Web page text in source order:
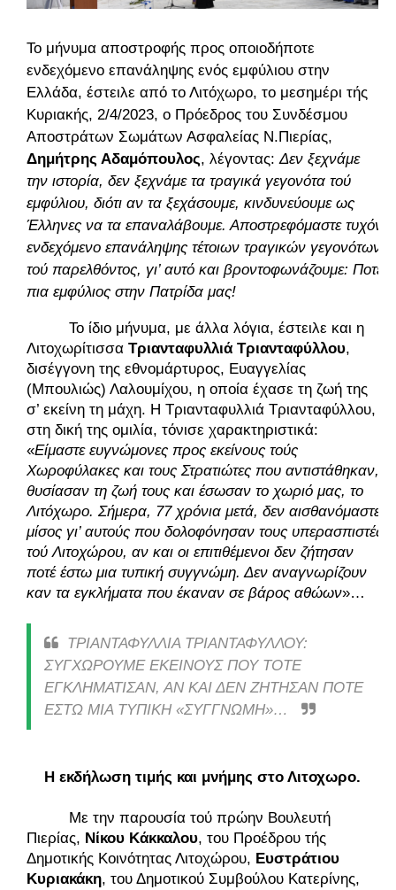
Το μήνυμα αποστροφής προς οποιοδήποτε
ενδεχόμενο επανάληψης ενός εμφύλιου στην
Ελλάδα, έστειλε από το Λιτόχωρο, το μεσημέρι τής
Κυριακής, 2/4/2023, ο Πρόεδρος του Συνδέσμου
Αποστράτων Σωμάτων Ασφαλείας Ν.Πιερίας,
Δημήτρης Αδαμόπουλος, λέγοντας: Δεν ξεχνάμε
την ιστορία, δεν ξεχνάμε τα τραγικά γεγονότα τού
εμφύλιου, διότι αν τα ξεχάσουμε, κινδυνεύουμε ως
Έλληνες να τα επαναλάβουμε. Αποστρεφόμαστε τυχόν
ενδεχόμενο επανάληψης τέτοιων τραγικών γεγονότων
τού παρελθόντος, γι’ αυτό και βροντοφωνάζουμε: Ποτέ
πια εμφύλιος στην Πατρίδα μας!
Το ίδιο μήνυμα, με άλλα λόγια, έστειλε και η
Λιτοχωρίτισσα Τριανταφυλλιά Τριανταφύλλου,
δισέγγονη της εθνομάρτυρος, Ευαγγελίας
(Μπουλιώς) Λαλουμίχου, η οποία έχασε τη ζωή της
σ’ εκείνη τη μάχη. Η Τριανταφυλλιά Τριανταφύλλου,
στη δική της ομιλία, τόνισε χαρακτηριστικά:
«Είμαστε ευγνώμονες προς εκείνους τούς
Χωροφύλακες και τους Στρατιώτες που αντιστάθηκαν,
θυσίασαν τη ζωή τους και έσωσαν το χωριό μας, το
Λιτόχωρο. Σήμερα, 77 χρόνια μετά, δεν αισθανόμαστε
μίσος γι’ αυτούς που δολοφόνησαν τους υπερασπιστές
τού Λιτοχώρου, αν και οι επιτιθέμενοι δεν ζήτησαν
ποτέ έστω μια τυπική συγγνώμη. Δεν αναγνωρίζουν
καν τα εγκλήματα που έκαναν σε βάρος αθώων»…
ΤΡΙΑΝΤΑΦΥΛΛΙΑ ΤΡΙΑΝΤΑΦΥΛΛΟΥ:
ΣΥΓΧΩΡΟΥΜΕ ΕΚΕΙΝΟΥΣ ΠΟΥ ΤΟΤΕ
ΕΓΚΛΗΜΑΤΙΣΑΝ, ΑΝ ΚΑΙ ΔΕΝ ΖΗΤΗΣΑΝ ΠΟΤΕ
ΕΣΤΩ ΜΙΑ ΤΥΠΙΚΗ «ΣΥΓΓΝΩΜΗ»…
Η εκδήλωση τιμής και μνήμης στο Λιτοχωρο.
Με την παρουσία τού πρώην Βουλευτή
Πιερίας, Νίκου Κάκκαλου, του Προέδρου τής
Δημοτικής Κοινότητας Λιτοχώρου, Ευστράτιου
Κυριακάκη